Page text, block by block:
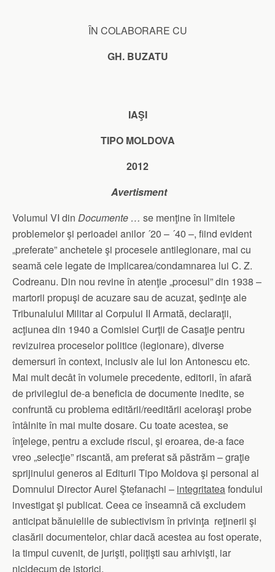
ÎN COLABORARE CU
GH. BUZATU
IAŞI
TIPO MOLDOVA
2012
Avertisment
Volumul VI din Documente … se menţine în limitele
problemelor şi perioadei anilor ´20 – ´40 –, fiind evident
„preferate” anchetele şi procesele antilegionare, mai cu
seamă cele legate de implicarea/condamnarea lui C. Z.
Codreanu. Din nou revine în atenţie „procesul” din 1938 –
martorii propuşi de acuzare sau de acuzat, şedinţe ale
Tribunalului Militar al Corpului II Armată, declaraţii,
acţiunea din 1940 a Comisiei Curţii de Casaţie pentru
revizuirea proceselor politice (legionare), diverse
demersuri în context, inclusiv ale lui Ion Antonescu etc.
Mai mult decât în volumele precedente, editorii, în afară
de privilegiul de-a beneficia de documente inedite, se
confruntă cu problema editării/reeditării aceloraşi probe
întâlnite în mai multe dosare. Cu toate acestea, se
înţelege, pentru a exclude riscul, şi eroarea, de-a face
vreo „selecţie” riscantă, am preferat să păstrăm – graţie
sprijinului generos al Editurii Tipo Moldova şi personal al
Domnului Director Aurel Ştefanachi – integritateafondului
investigat şi publicat. Ceea ce înseamnă că excludem
anticipat bănuielile de subiectivism în privinţa reţinerii şi
clasării documentelor, chiar dacă acestea au fost operate,
la timpul cuvenit, de jurişti, poliţişti sau arhivişti, iar
nicidecum de istorici.